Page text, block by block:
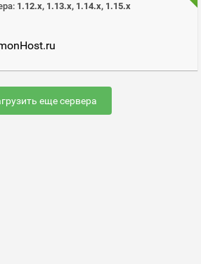
1.12.x, 1.13.x, 1.14.x, 1.15.x
еще сервера